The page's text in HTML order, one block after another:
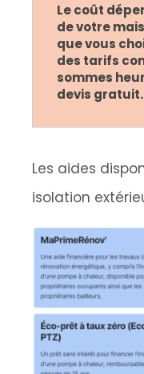
Le coût
de votre
que vous
des tarifs
sommes
devis gratuit.
Les aides
isolation